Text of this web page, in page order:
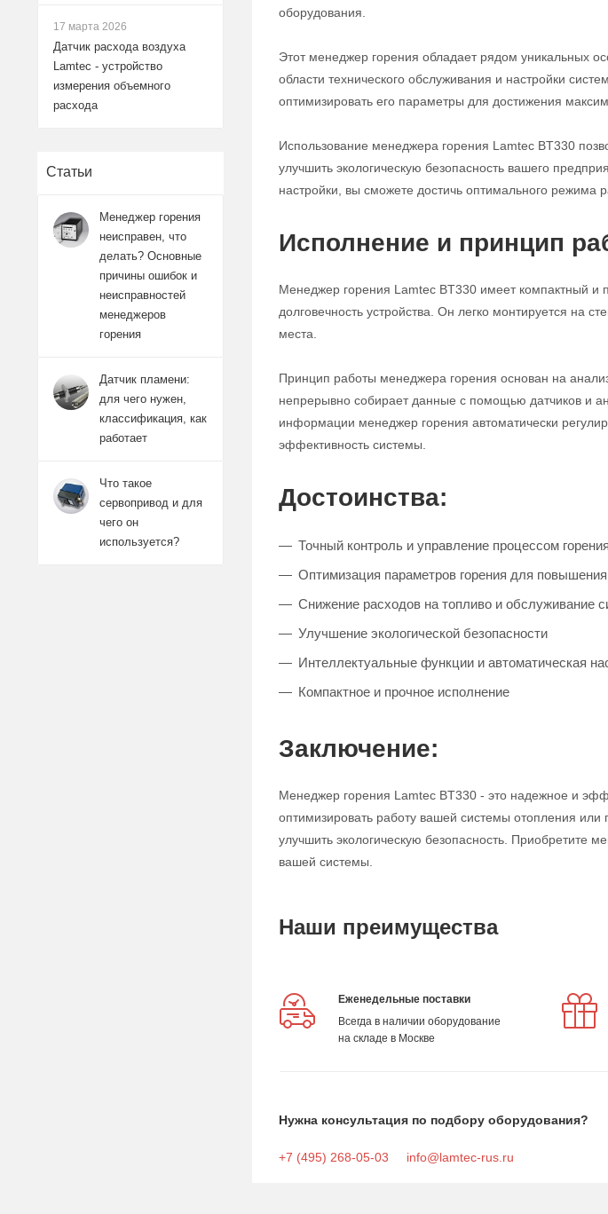
оборудования.
Этот менеджер горения обладает рядом уникальных
области технического обслуживания и настройки
оптимизировать его параметры для достижения
Использование менеджера горения Lamtec BT330
улучшить экологическую безопасность вашего
настройки, вы сможете достичь оптимального режима
Исполнение и принцип
Менеджер горения Lamtec BT330 имеет компактный и
долговечность устройства. Он легко монтируется на
места.
Принцип работы менеджера горения основан на
непрерывно собирает данные с помощью датчиков и
информации менеджер горения автоматически
эффективность системы.
Достоинства:
Точный контроль и управление процессом горения
Оптимизация параметров горения для
Снижение расходов на топливо и обслуживание
Улучшение экологической безопасности
Интеллектуальные функции и автоматическая
Компактное и прочное исполнение
Заключение:
Менеджер горения Lamtec BT330 - это надежное и
оптимизировать работу вашей системы отопления
улучшить экологическую безопасность. Приобретите
вашей системы.
Наши преимущества
Еженедельные поставки
Всегда в наличии оборудование
на складе в Москве
Нужна консультация по подбору оборудования?
+7 (495) 268-05-03 info@lamtec-rus.ru
17 марта 2026
Датчик расхода воздуха
Lamtec - устройство
измерения объемного
расхода
Статьи
Менеджер горения
неисправен, что
делать? Основные
причины ошибок и
неисправностей
менеджеров
горения
Датчик пламени:
для чего нужен,
классификация, как
работает
Что такое
сервопривод и для
чего он
используется?